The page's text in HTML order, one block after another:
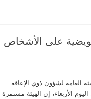
على الأشخاص
العامة لشؤون ذوي الإعاقة
اليوم الأربعاء، إن الهيئة مستمرة